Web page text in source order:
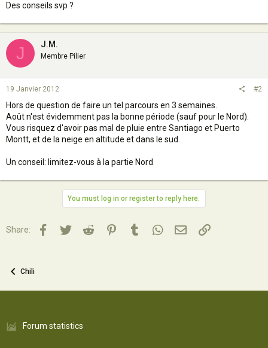
Des conseils svp ?
J J.M.
Membre Pilier
19 Janvier 2012 #2
Hors de question de faire un tel parcours en 3 semaines.
Août n'est évidemment pas la bonne période (sauf pour le Nord).
Vous risquez d'avoir pas mal de pluie entre Santiago et Puerto
Montt, et de la neige en altitude et dans le sud.
Un conseil: limitez-vous à la partie Nord
You must log in or register to reply here.
Share: Facebook
TwitterReddit PinterestTumblrWhatsApp
Email Lien
Chili
Forum statistics